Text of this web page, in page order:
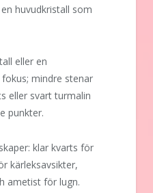
huvudkristall som
eller en
mindre stenar
eller svart turmalin
punkter.
klar kvarts för
kärleksavsikter,
ametist för lugn.